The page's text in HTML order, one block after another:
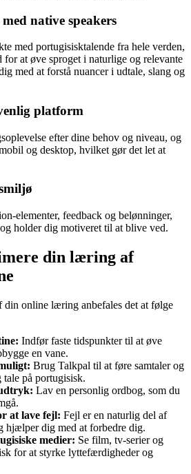
native speakers
med portugisisktalende fra hele verden,
at øve sproget i naturlige og relevante
med at forstå nuancer i udtale, slang og
platform
efter dine behov og niveau, og
og desktop, hvilket gør det let at
elementer, feedback og belønninger,
holder dig motiveret til at blive ved.
din læring af
din online læring anbefales det at følge
Indfør faste tidspunkter til at øve
en vane.
Brug Talkpal til at føre samtaler og
på portugisisk.
Lav en personlig ordbog, som du
at lave fejl: Fejl er en naturlig del af
hjælper dig med at forbedre dig.
medier: Se film, tv-serier og
for at styrke lyttefærdigheder og